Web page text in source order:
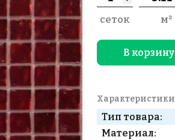
сеток м²
В корзину
Характеристики
Тип товара:
Материал: